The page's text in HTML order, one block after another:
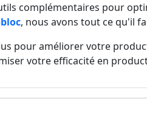
complémentaires pour
, nous avons tout ce qu'il
pour améliorer votre
votre efficacité en